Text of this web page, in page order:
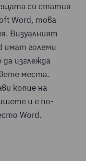
си статия
Word, това
Визуалният
имат големи
изглежда
места.
копие на
и е по-
Word.